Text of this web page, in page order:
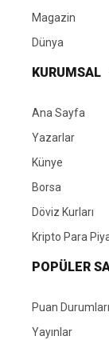
Magazin
Dünya
KURUMSAL
Ana Sayfa
Yazarlar
Künye
Borsa
Döviz Kurları
Kripto Para
POPÜLER
Puan Durumları
Yayınlar